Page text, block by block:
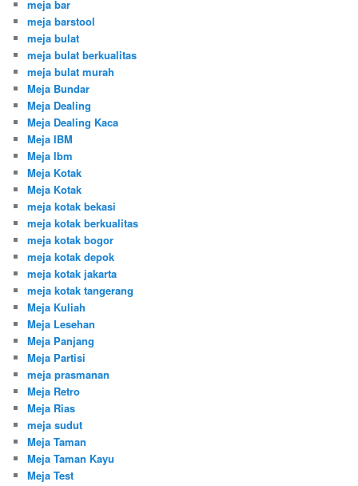
meja bar
meja barstool
meja bulat
meja bulat berkualitas
meja bulat murah
Meja Bundar
Meja Dealing
Meja Dealing Kaca
Meja IBM
Meja Ibm
Meja Kotak
Meja Kotak
meja kotak bekasi
meja kotak berkualitas
meja kotak bogor
meja kotak depok
meja kotak jakarta
meja kotak tangerang
Meja Kuliah
Meja Lesehan
Meja Panjang
Meja Partisi
meja prasmanan
Meja Retro
Meja Rias
meja sudut
Meja Taman
Meja Taman Kayu
Meja Test